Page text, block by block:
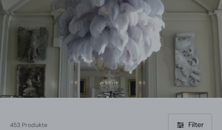
453 Produkte Filter